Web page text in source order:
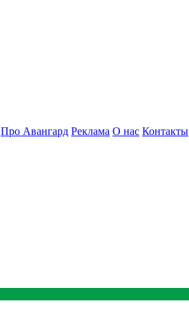
Про Авангард Реклама О нас Контакты